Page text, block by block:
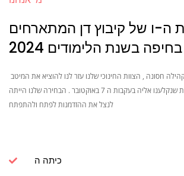
ה-ו של קיבוץ דן המתארחים
בחיפה בשנת הלימודים 2024
חסונה , הצוות החינוכי שלנו עזר לנו להוציא את המיטב
מהסיטואציה המיוחדת שנקלענו אליה בעקבות ה 7 באוקטובר . הבחירה שלנו הייתה
כיתה ה